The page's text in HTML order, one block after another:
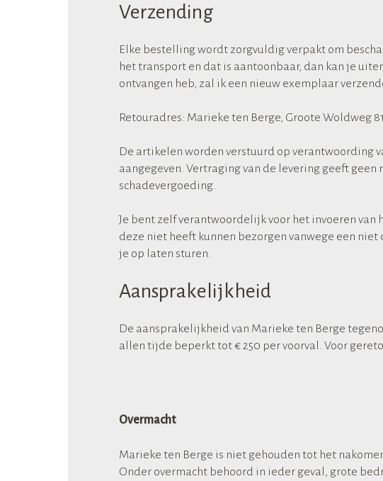
Verzending
Elke bestelling wordt zorgvuldig verpakt om
het transport en dat is aantoonbaar, dan kan je
ontvangen heb, zal ik een nieuw exemplaar
Retouradres: Marieke ten Berge, Groote Woldweg
De artikelen worden verstuurd op verantwoording
aangegeven. Vertraging van de levering geeft
schadevergoeding.
Je bent zelf verantwoordelijk voor het invoeren
deze niet heeft kunnen bezorgen vanwege een
je op laten sturen.
Aansprakelijkheid
De aansprakelijkheid van Marieke ten Berge
allen tijde beperkt tot € 250 per voorval. Voor
Overmacht
Marieke ten Berge is niet gehouden tot het
Onder overmacht behoord in ieder geval, grote